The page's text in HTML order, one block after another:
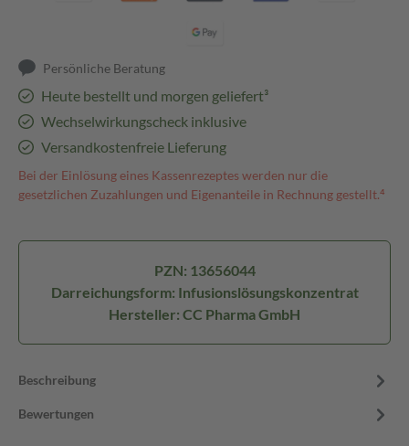
Persönliche Beratung
Heute bestellt und morgen geliefert³
Wechselwirkungscheck inklusive
Versandkostenfreie Lieferung
Bei der Einlösung eines Kassenrezeptes werden nur die
gesetzlichen Zuzahlungen und Eigenanteile in Rechnung gestellt.⁴
PZN: 13656044
Darreichungsform: Infusionslösungskonzentrat
Hersteller: CC Pharma GmbH
Beschreibung
Bewertungen